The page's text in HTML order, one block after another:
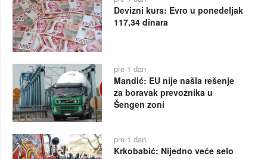
Devizni kurs: Evro u ponedeljak
117,34 dinara
pre 1 dan
Mandić: EU nije našla rešenje
za boravak prevoznika u
Šengen zoni
pre 1 dan
Krkobabić: Nijedno veće selo